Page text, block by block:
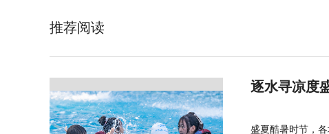
推荐阅读
逐水寻凉度
盛夏酷暑时节，